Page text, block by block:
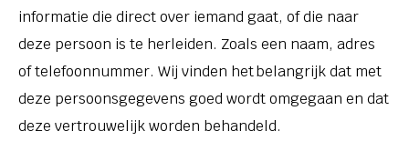
informatie die direct over iemand gaat, of die naar
deze persoon is te herleiden. Zoals een naam, adres
of telefoonnummer. Wij vinden het belangrijk dat met
deze persoonsgegevens goed wordt omgegaan en dat
deze vertrouwelijk worden behandeld.